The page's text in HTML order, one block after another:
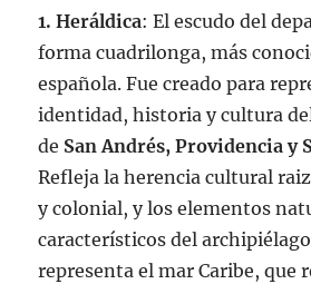
1. Heráldica: El escudo del
forma cuadrilonga, más
española. Fue creado para
identidad, historia y cultura
de San Andrés, Providencia y
Refleja la herencia cultural
y colonial, y los elementos
característicos del
representa el mar Caribe, que